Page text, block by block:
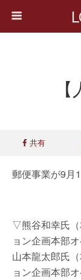
共有
郵便事業が9月
▽熊谷和幸氏
ョン企画本部
山本龍太郎氏
ョン企画本部